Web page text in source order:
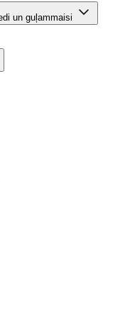
un guļammaisi